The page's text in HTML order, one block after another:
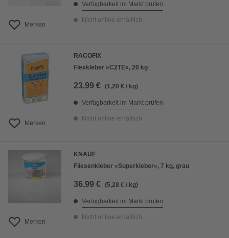
Merken
Verfügbarkeit im Markt prüfen
Nicht online erhältlich
Merken
RACOFIX
Flexkleber »C2TE«, 20 kg
23,99 € (1,20 € / kg)
Verfügbarkeit im Markt prüfen
Nicht online erhältlich
Merken
KNAUF
Fliesenkleber »Superkleber«, 7 kg, grau
36,99 € (5,28 € / kg)
Verfügbarkeit im Markt prüfen
Nicht online erhältlich